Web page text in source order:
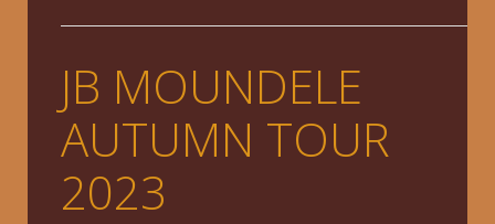
JB MOUNDELE
AUTUMN TOUR
2023